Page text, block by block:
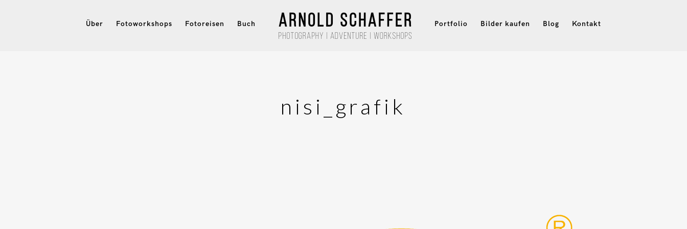
Über Fotoworkshops Fotoreisen Buch Portfolio Bilder kaufen Blog Kontakt
nisi_grafik